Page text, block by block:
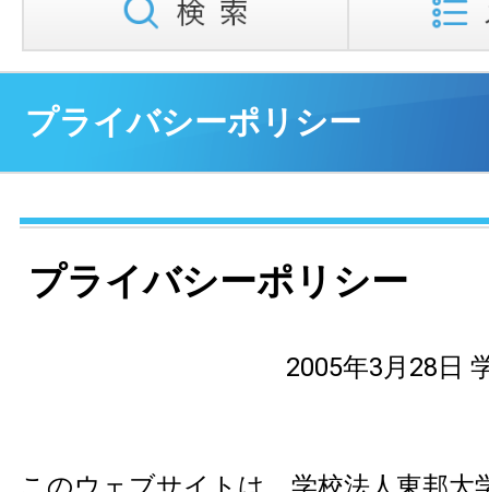
プライバシーポリシー
プライバシーポリシー
2005年3月28日